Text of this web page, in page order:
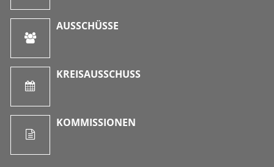
AUSSCHÜSSE
KREISAUSSCHUSS
KOMMISSIONEN